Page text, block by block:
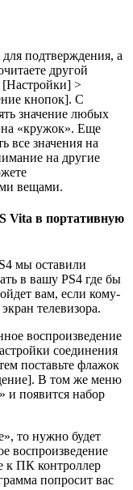
подтверждения, а
другой
[Настройки] >
кнопок]. С
значение любых
на «кружок». Еще
все значения на
на другие
вещами.
Vita в портативную
мы оставили
в вашу PS4 где бы
вам, если кому-
телевизора.
воспроизведение
соединения
поставьте флажок
В том же меню
и появится набор
то нужно будет
воспроизведение
к ПК контроллер
попросит вас